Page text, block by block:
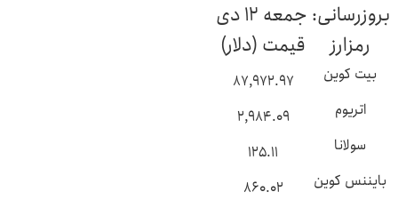
بروزرسانی: جمعه ۱۲ دی
رمزارز
قیمت (دلار)
بیت کوین
۸۷,۹۷۲.۹۷
اتریوم
۲,۹۸۴.۰۹
سولانا
۱۲۵.۱۱
بایننس کوین
۸۶۰.۰۲